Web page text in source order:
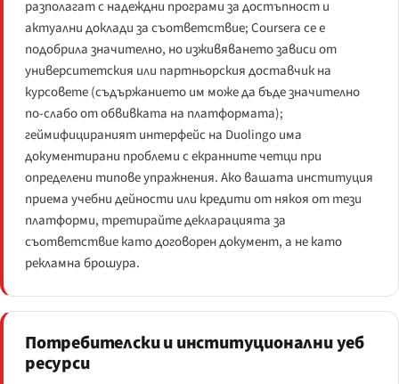
разполагат с надеждни програми за достъпност и
актуални доклади за съответствие; Coursera се е
подобрила значително, но изживяването зависи от
университетския или партньорския доставчик на
курсовете (съдържанието им може да бъде значително
по-слабо от обвивката на платформата);
геймифицираният интерфейс на Duolingo има
документирани проблеми с екранните четци при
определени типове упражнения. Ако вашата институция
приема учебни дейности или кредити от някоя от тези
платформи, третирайте декларацията за
съответствие като договорен документ, а не като
рекламна брошура.
Потребителски и институционални уеб
ресурси